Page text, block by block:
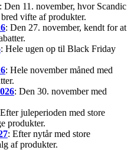
: Den 11. november, hvor Scandic
vifte af produkter.
: Den 27. november, kendt for at
: Hele ugen op til Black Friday
: Hele november måned med
: Den 30. november med
juleperioden med store
produkter.
: Efter nytår med store
af produkter.